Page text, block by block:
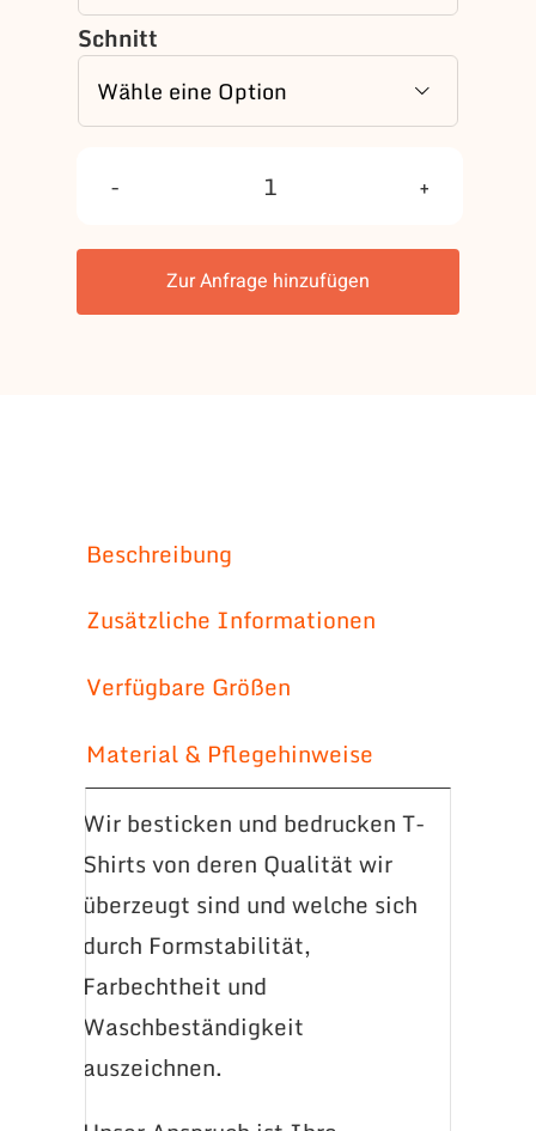
Schnitt

T-
Shirts
Feuerwehr
Menge
Zur Anfrage hinzufügen
Beschreibung
Zusätzliche Informationen
Verfügbare Größen
Material & Pflegehinweise
Wir besticken und bedrucken T-
Shirts von deren Qualität wir
überzeugt sind und welche sich
durch Formstabilität,
Farbechtheit und
Waschbeständigkeit
auszeichnen.